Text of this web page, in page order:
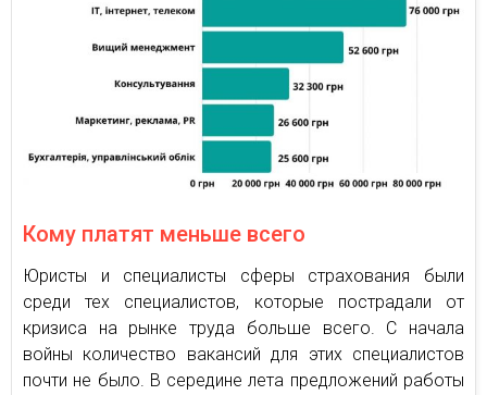
Кому платят меньше всего
Юристы и специалисты сферы страхования были
среди тех специалистов, которые пострадали от
кризиса на рынке труда больше всего. С начала
войны количество вакансий для этих специалистов
почти не было. В середине лета предложений работы